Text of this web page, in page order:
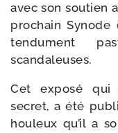
avec son sou­tien
pro­chain
ten­du­ment
scandaleuses.
Cet expo­sé qui
secret, a été
hou­leux qu’il a